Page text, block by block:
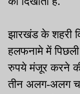
झारखंड के शहरी
हलफनामे में
रुपये मंजूर करने
तीन अलग-अलग